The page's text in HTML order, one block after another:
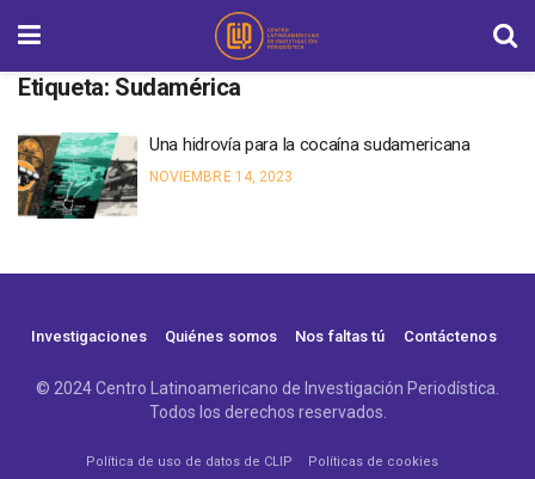
Etiqueta: Sudamérica
Una hidrovía para la cocaína sudamericana
NOVIEMBRE 14, 2023
Investigaciones Quiénes somos Nos faltas tú Contáctenos
© 2024 Centro Latinoamericano de Investigación Periodística.
Todos los derechos reservados.
Política de uso de datos de CLIP Políticas de cookies